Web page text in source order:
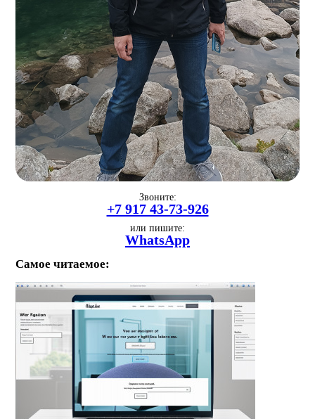
Звоните:
+7 917 43-73-926
или пишите:
WhatsApp
Самое читаемое: